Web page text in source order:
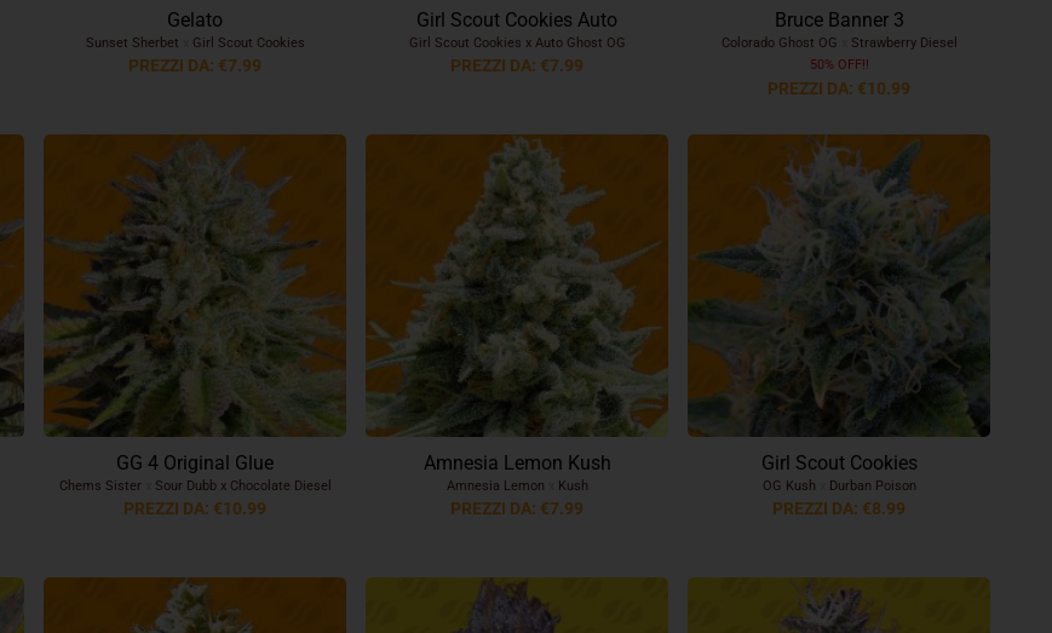
Gelato
Sunset Sherbet Girl Scout Cookies
PREZZI DA: €7.99
Girl Scout Cookies Auto
Girl Scout Cookies x Auto Ghost OG
PREZZI DA: €7.99
Bruce Banner 3
Colorado Ghost OG
Strawberry Diesel
50% OFF!!
PREZZI DA: €10.99
GG 4 Original Glue
Chems Sister Sour Dubb x Chocolate Diesel
PREZZI DA: €10.99
Amnesia Lemon Kush
Amnesia Lemon Kush
PREZZI DA: €7.99
Girl Scout Cookies
OG Kush Durban Poison
PREZZI DA: €8.99